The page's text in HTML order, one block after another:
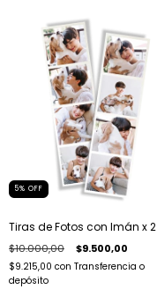
5% OFF
Tiras de Fotos con Imán x 2
$10.000,00 $9.500,00
$9.215,00 con Transferencia o
depósito